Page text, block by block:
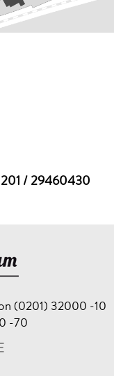
/ 29460430
(0201) 32000 -10
-70